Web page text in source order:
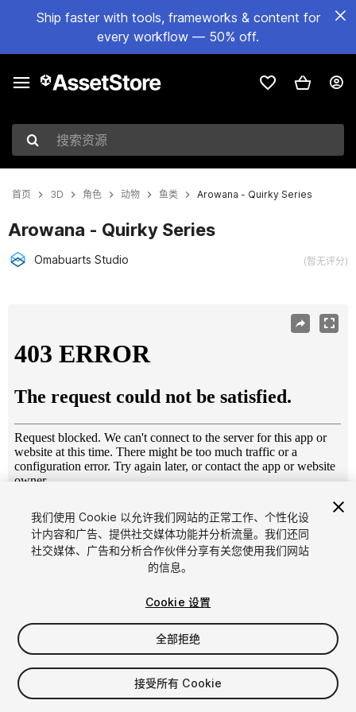
Ship faster with tools, frameworks & content for
every workflow — 50% off.
搜索资源
首页 3D 角色 动物 鱼类 Arowana - Quirky Series
Arowana - Quirky Series
Omabuarts Studio (暂无评分)
1/5
$6
增值税将在结算时计算
我们使用 Cookie 以允许我们网站的正常工作、个性化设
计内容和广告、提供社交媒体功能并分析流量。我们还同
社交媒体、广告和分析合作伙伴分享有关您使用我们网站
的信息。
Cookie 设置
全部拒绝
接受所有 Cookie